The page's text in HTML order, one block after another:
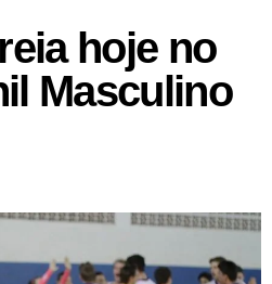
hoje no
Masculino